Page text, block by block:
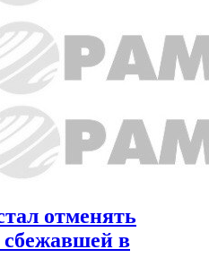
отменять
сбежавшей в